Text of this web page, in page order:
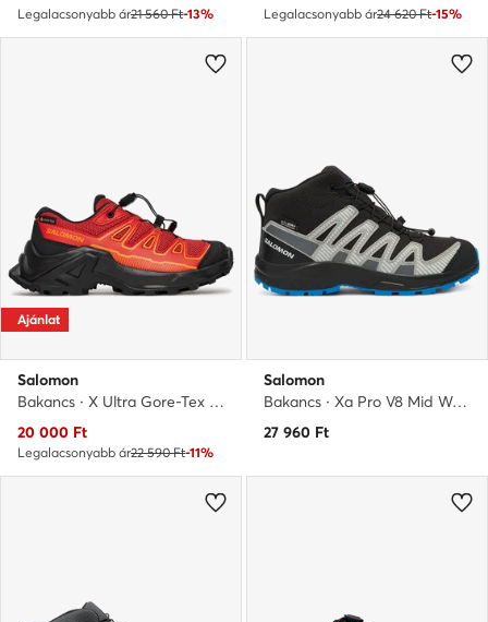
Legalacsonyabb ár21 560 Ft-13% Legalacsonyabb ár24 620 Ft-15%
Ajánlat
Salomon
Bakancs · X Ultra Gore-Tex L47745800 · Piros
Aktuális ár
20 000 Ft
Legalacsonyabb ár22 590 Ft-11%
Salomon
Bakancs · Xa Pro V8 Mid Waterproof L47729800 · Fekete
27 960 Ft